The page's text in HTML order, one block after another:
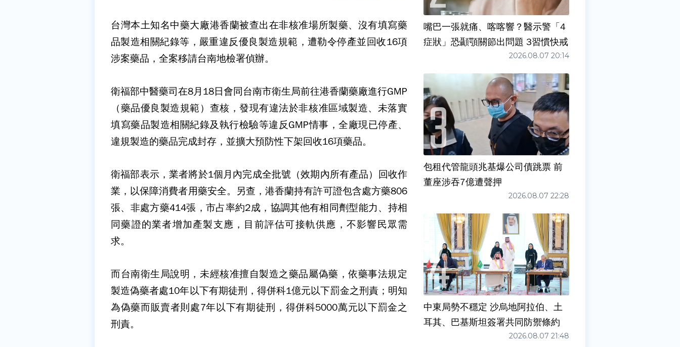
台灣本土知名中藥大廠港香蘭被查出在非核准場所製藥、沒有填寫藥
品製造相關紀錄等，嚴重違反優良製造規範，遭勒令停產並回收16項
涉案藥品，全案移請台南地檢署偵辦。
衛福部中醫藥司在8月18日會同台南市衛生局前往港香蘭藥廠進行GMP
（藥品優良製造規範）查核，發現有違法於非核准區域製造、未落實
填寫藥品製造相關紀錄及執行檢驗等違反GMP情事，全廠現已停產、
違規製造的藥品完成封存，並擴大預防性下架回收16項藥品。
衛福部表示，業者將於1個月內完成全批號（效期內所有產品）回收作
業，以保障消費者用藥安全。另查，港香蘭持有許可證包含處方藥806
張、非處方藥414張，市占率約2成，協調其他有相同劑型能力、持相
同藥證的業者增加產製支應，目前評估可接軌供應，不影響民眾需
求。
而台南衛生局說明，未經核准擅自製造之藥品屬偽藥，依藥事法規定
製造偽藥者處10年以下有期徒刑，得併科1億元以下罰金之刑責；明知
為偽藥而販賣者則處7年以下有期徒刑，得併科5000萬元以下罰金之
刑責。
嘴巴一張就痛、喀喀響？醫示警「4
症狀」恐顳顎關節出問題 3習慣快戒
2026.08.07 20:14
包租代管龍頭兆基爆公司債跳票 前
董座涉吞7億遭聲押
2026.08.07 22:28
中東局勢不穩定 沙烏地阿拉伯、土
耳其、巴基斯坦簽署共同防禦條約
2026.08.07 21:48